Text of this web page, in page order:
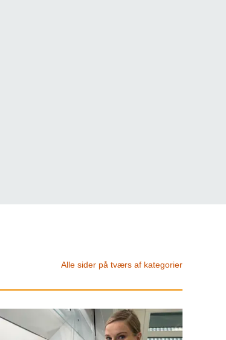
Alle sider på tværs af kategorier